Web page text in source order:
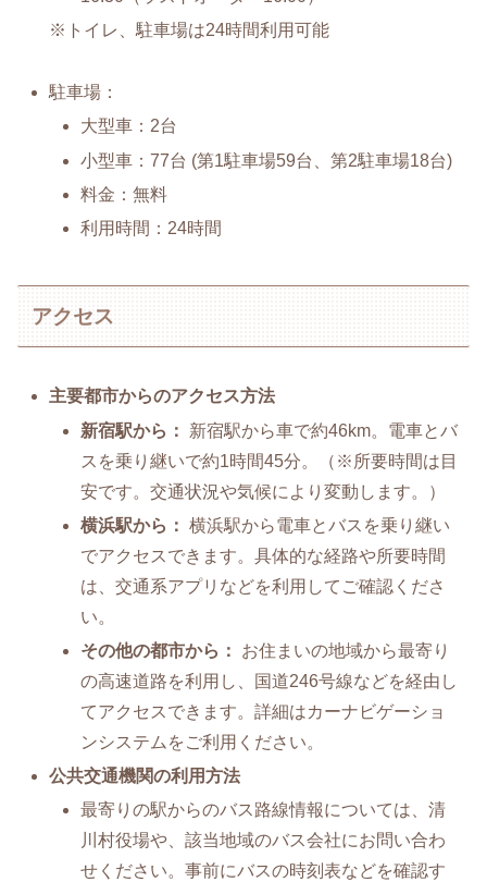
※トイレ、駐車場は24時間利用可能
駐車場：
大型車：2台
小型車：77台 (第1駐車場59台、第2駐車場18台)
料金：無料
利用時間：24時間
アクセス
主要都市からのアクセス方法
新宿駅から：
新宿駅から車で約46km。電車とバ
スを乗り継いで約1時間45分。（※所要時間は目
安です。交通状況や気候により変動します。）
横浜駅から： 横浜駅から電車とバスを乗り継い
でアクセスできます。具体的な経路や所要時間
は、交通系アプリなどを利用してご確認くださ
い。
その他の都市から：
お住まいの地域から最寄り
の高速道路を利用し、国道246号線などを経由し
てアクセスできます。詳細はカーナビゲーショ
ンシステムをご利用ください。
公共交通機関の利用方法
最寄りの駅からのバス路線情報については、清
川村役場や、該当地域のバス会社にお問い合わ
せください。事前にバスの時刻表などを確認す